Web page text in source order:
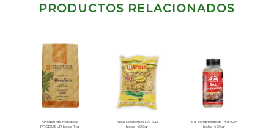
PRODUCTOS RELACIONADOS
Almidón de mandioca
PRODUSUR bolsa 1kg
Pasta Mostacholi NAPOLI
bolsa 400gr
Sal condimentada PRIMICIA
bolsa 400gr